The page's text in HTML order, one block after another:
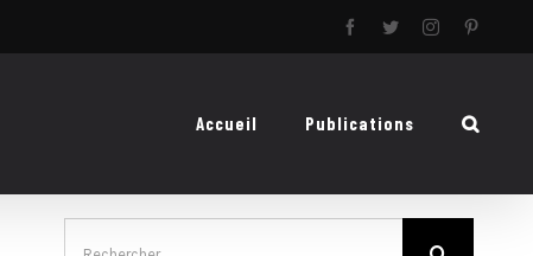
FacebookTwitterInstagram
Accueil Publications